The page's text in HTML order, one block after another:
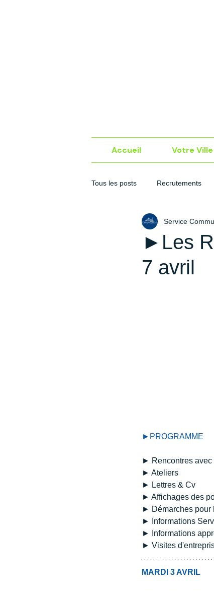
Accueil Votre Ville
Tous les posts Recrutements
►Les
7 avril
Service
►PROGRAMME
► Rencontres avec
► Ateliers
► Lettres & Cv
► Affichages des
► Démarches pour
► Informations
► Informations
► Visites
MARDI 3 AVRIL